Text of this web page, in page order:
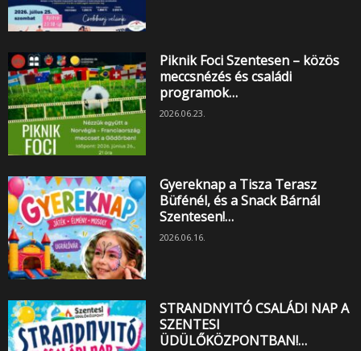
Piknik Foci Szentesen – közös
meccsnézés és családi
programok…
2026.06.23.
Gyereknap a Tisza Terasz
Büfénél, és a Snack Bárnál
Szentesen!…
2026.06.16.
STRANDNYITÓ CSALÁDI NAP A
SZENTESI
ÜDÜLŐKÖZPONTBAN!…